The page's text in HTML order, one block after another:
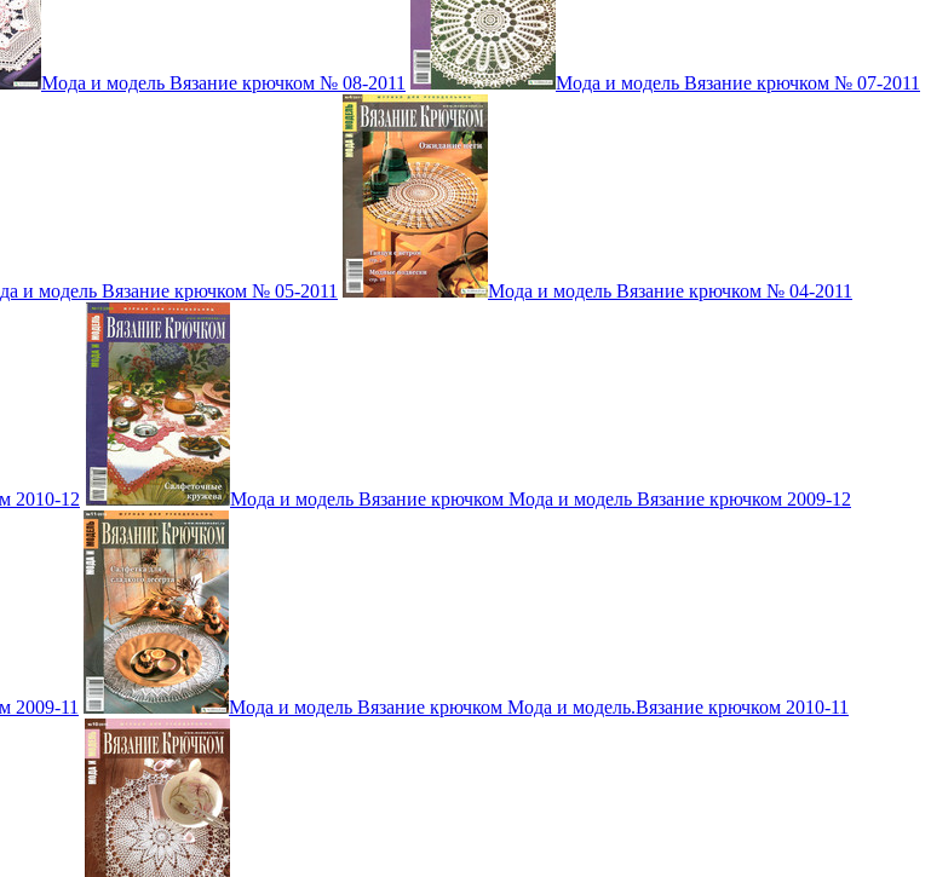
Мода и модель Вязание крючком № 08-2011 Мода и модель Вязание крючком № 07-2011
и модель Вязание крючком № 05-2011 Мода и модель Вязание крючком № 04-2011
2010-12 Мода и модель Вязание крючком Мода и модель Вязание крючком 2009-12
2009-11 Мода и модель Вязание крючком Мода и модель.Вязание крючком 2010-11